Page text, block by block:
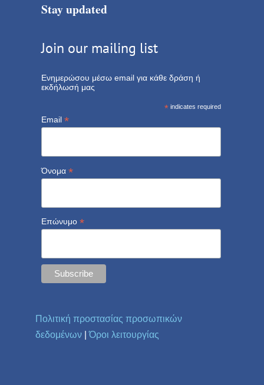
Stay updated
Join our mailing list
Ενημερώσου μέσω email για κάθε δράση ή
εκδήλωσή μας
* indicates required
Email *
Όνομα *
Επώνυμο *
Πολιτική προστασίας προσωπικών
δεδομένων |Όροι λειτουργίας